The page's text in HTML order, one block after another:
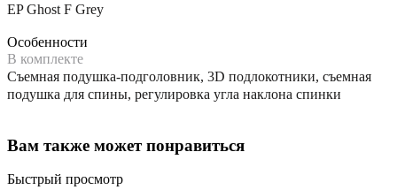
EP Ghost F Grey
Особенности
В комплекте
Съемная подушка-подголовник, 3D подлокотники, съемная
подушка для спины, регулировка угла наклона спинки
Вам также может понравиться
Быстрый просмотр